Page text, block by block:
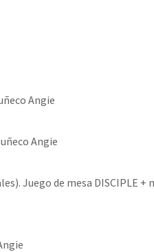
Angie
Angie
de mesa DISCIPLE +